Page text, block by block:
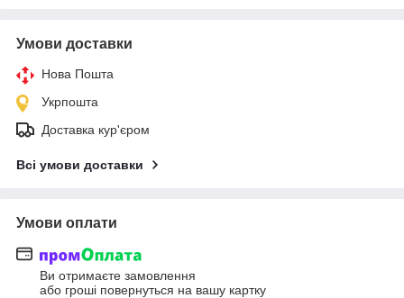
Умови доставки
Нова Пошта
Укрпошта
Доставка кур'єром
Всі умови доставки
Умови оплати
Ви отримаєте замовлення
або гроші повернуться на вашу картку